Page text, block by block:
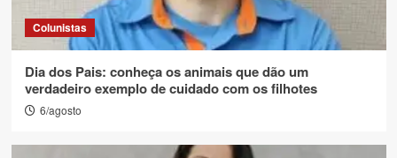
Colunistas
Dia dos Pais: conheça os animais que dão um
verdadeiro exemplo de cuidado com os filhotes
6/agosto